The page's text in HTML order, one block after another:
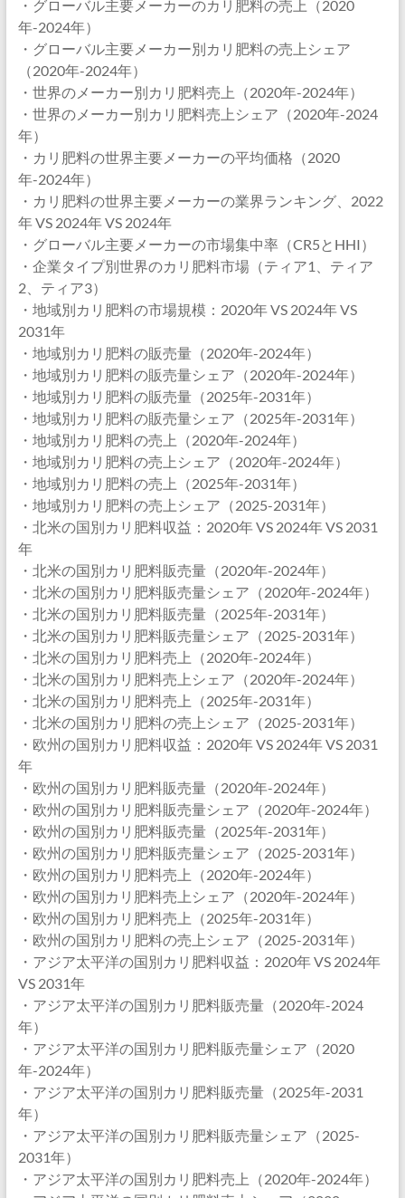
・グローバル主要メーカーのカリ肥料の売上（2020
年-2024年）
・グローバル主要メーカー別カリ肥料の売上シェア
（2020年-2024年）
・世界のメーカー別カリ肥料売上（2020年-2024年）
・世界のメーカー別カリ肥料売上シェア（2020年-2024
年）
・カリ肥料の世界主要メーカーの平均価格（2020
年-2024年）
・カリ肥料の世界主要メーカーの業界ランキング、2022
年 VS 2024年 VS 2024年
・グローバル主要メーカーの市場集中率（CR5とHHI）
・企業タイプ別世界のカリ肥料市場（ティア1、ティア
2、ティア3）
・地域別カリ肥料の市場規模：2020年 VS 2024年 VS
2031年
・地域別カリ肥料の販売量（2020年-2024年）
・地域別カリ肥料の販売量シェア（2020年-2024年）
・地域別カリ肥料の販売量（2025年-2031年）
・地域別カリ肥料の販売量シェア（2025年-2031年）
・地域別カリ肥料の売上（2020年-2024年）
・地域別カリ肥料の売上シェア（2020年-2024年）
・地域別カリ肥料の売上（2025年-2031年）
・地域別カリ肥料の売上シェア（2025-2031年）
・北米の国別カリ肥料収益：2020年 VS 2024年 VS 2031
年
・北米の国別カリ肥料販売量（2020年-2024年）
・北米の国別カリ肥料販売量シェア（2020年-2024年）
・北米の国別カリ肥料販売量（2025年-2031年）
・北米の国別カリ肥料販売量シェア（2025-2031年）
・北米の国別カリ肥料売上（2020年-2024年）
・北米の国別カリ肥料売上シェア（2020年-2024年）
・北米の国別カリ肥料売上（2025年-2031年）
・北米の国別カリ肥料の売上シェア（2025-2031年）
・欧州の国別カリ肥料収益：2020年 VS 2024年 VS 2031
年
・欧州の国別カリ肥料販売量（2020年-2024年）
・欧州の国別カリ肥料販売量シェア（2020年-2024年）
・欧州の国別カリ肥料販売量（2025年-2031年）
・欧州の国別カリ肥料販売量シェア（2025-2031年）
・欧州の国別カリ肥料売上（2020年-2024年）
・欧州の国別カリ肥料売上シェア（2020年-2024年）
・欧州の国別カリ肥料売上（2025年-2031年）
・欧州の国別カリ肥料の売上シェア（2025-2031年）
・アジア太平洋の国別カリ肥料収益：2020年 VS 2024年
VS 2031年
・アジア太平洋の国別カリ肥料販売量（2020年-2024
年）
・アジア太平洋の国別カリ肥料販売量シェア（2020
年-2024年）
・アジア太平洋の国別カリ肥料販売量（2025年-2031
年）
・アジア太平洋の国別カリ肥料販売量シェア（2025-
2031年）
・アジア太平洋の国別カリ肥料売上（2020年-2024年）